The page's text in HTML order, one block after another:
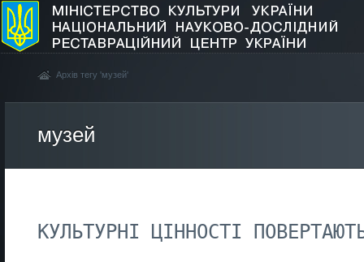
Архів тегу 'музей'
музей
КУЛЬТУРНІ ЦІННОСТІ